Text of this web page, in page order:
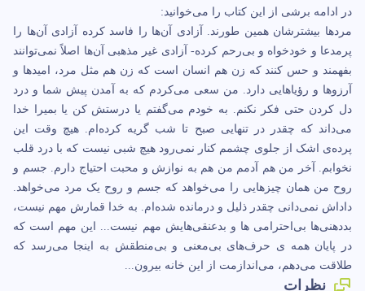
در ادامه برشی از این کتاب را می‌خوانید:
مردها بیشترشان همین طورند. آزادی آن‌ها را فاسد کرده آزادی آن‌ها را
پرمدعا و خودخواه و بی‌رحم کرده- آزادی غیر مذهبی آن‌ها اصلاً نمی‌توانند
بفهمند و حس کنند که زن هم انسان است که زن هم مثل مرد، امیدها و
آرزوها و رؤیاهایی دارد. من سعی می‌کردم که به آمدن پیش شما و درد
دل کردن حتی فکر نکنم. به خودم می‌گفتم یا درستش کن یا بمیرا خدا
می‌داند که چقدر در تنهایی صبح تا شب گریه کرده‌ام. هیچ وقت این
پرده‌ی اشک از جلوی چشمم کنار نمی‌رود هیچ شبی نیست که با درد قلب
نخوابم. آخر من هم آدمم من هم به نوازش و محبت احتیاج دارم. جسم و
روح من همان چیزهایی را می‌خواهد که جسم و روح یک مرد می‌خواهد.
داداش نمی‌دانی چقدر ذلیل و درمانده شده‌ام. به خدا قمارش مهم نیست،
بددهنی‌ها بی‌احترامی ها و بدعنقی‌هایش مهم نیست... این مهم است که
در پایان همه ی حرف‌های بی‌معنی و بی‌منطقش به اینجا می‌رسد که
طلاقت می‌دهم، می‌اندازمت از این خانه بیرون...
نظرات